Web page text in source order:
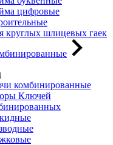
цифровые
круглых шлицевых гаек
комбинированные
Ключей